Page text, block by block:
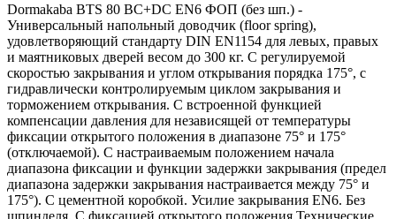
Dormakaba BTS 80 BC+DC EN6 ФОП (без шп.) -
Универсальный напольный доводчик (floor spring),
удовлетворяющий стандарту DIN EN1154 для левых, правых
и маятниковых дверей весом до 300 кг. С регулируемой
скоростью закрывания и углом открывания порядка 175°, с
гидравлически контролируемым циклом закрывания и
торможением открывания. С встроенной функцией
компенсации давления для независящей от температуры
фиксации открытого положения в диапазоне 75° и 175°
(отключаемой). С настраиваемым положением начала
диапазона фиксации и функции задержки закрывания (предел
диапазона задержки закрывания настраивается между 75° и
175°). С цементной коробкой. Усилие закрывания EN6. Без
шпинделя. С фиксацией открытого положения.Технические